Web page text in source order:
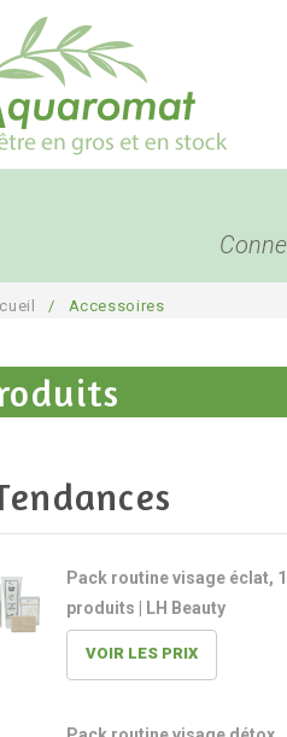
/ Accessoires
Pack routine visage éclat,
produits | LH Beauty
VOIR LES PRIX